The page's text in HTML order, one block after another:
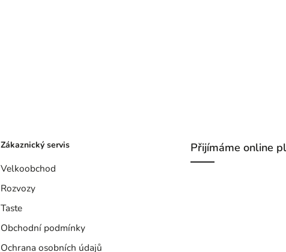
Zákaznický servis
Velkoobchod
Rozvozy
Taste
Obchodní podmínky
Ochrana osobních údajů
Přijímáme online